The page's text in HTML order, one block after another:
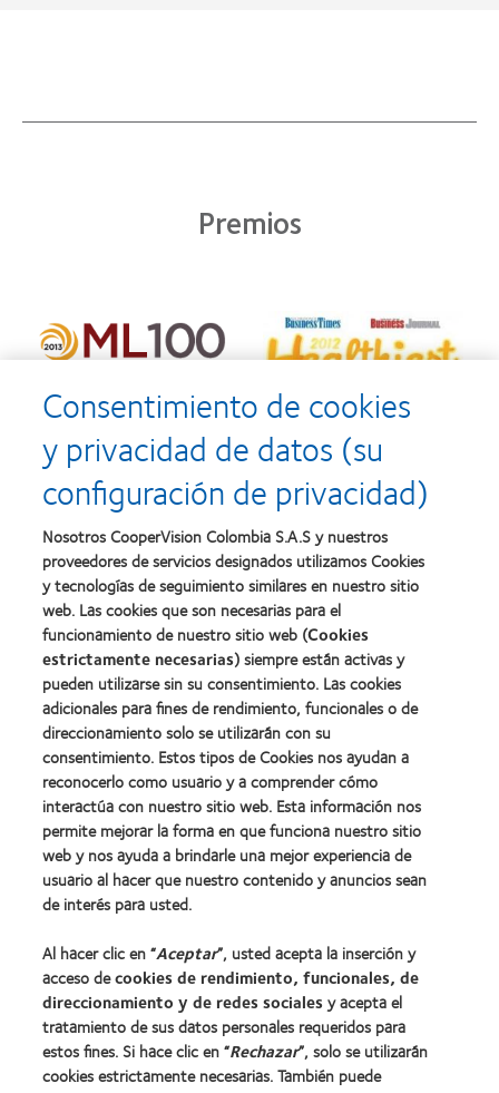
Premios
Nuestros productos
Encuentra tu lente
Tecnología de lentes de contacto
Lentes de contacto y visión
Usuario con experiencia
Acerca de CooperVision
Carreras
Consentimiento de cookies
y privacidad de datos (su
configuración de privacidad)
Nosotros CooperVision Colombia S.A.S y nuestros
proveedores de servicios designados utilizamos Cookies
y tecnologías de seguimiento similares en nuestro sitio
web. Las cookies que son necesarias para el
funcionamiento de nuestro sitio web (Cookies
estrictamente necesarias) siempre están activas y
pueden utilizarse sin su consentimiento. Las cookies
adicionales para fines de rendimiento, funcionales o de
direccionamiento solo se utilizarán con su
consentimiento. Estos tipos de Cookies nos ayudan a
reconocerlo como usuario y a comprender cómo
interactúa con nuestro sitio web. Esta información nos
permite mejorar la forma en que funciona nuestro sitio
web y nos ayuda a brindarle una mejor experiencia de
usuario al hacer que nuestro contenido y anuncios sean
de interés para usted.
Al hacer clic en “Aceptar”, usted acepta la inserción y
acceso decookies de rendimiento, funcionales, de
direccionamiento y de redes socialesy acepta el
tratamiento de sus datos personales requeridos para
estos fines. Si hace clic en “Rechazar”, solo se utilizarán
cookies estrictamente necesarias. También puede